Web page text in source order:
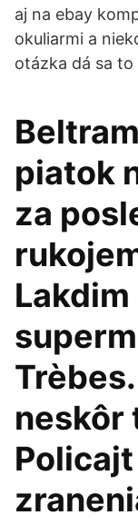
aj na ebay
okuliarmi a
otázka dá sa
piatok
za
neskôr